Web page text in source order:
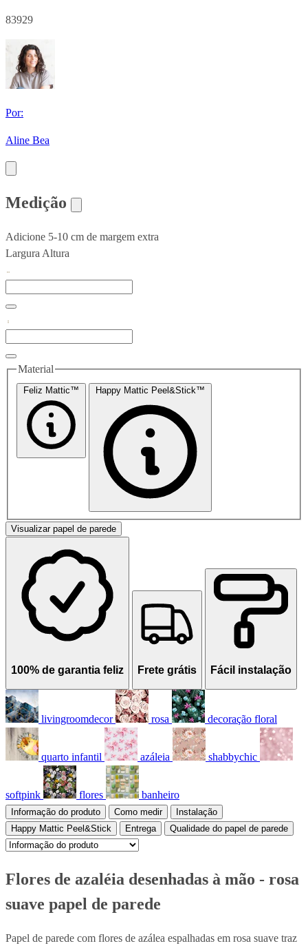
83929
Por:
Aline Bea
Medição
Adicione 5-10 cm de margem extra
Largura Altura
Material
Feliz Mattic™ Happy Mattic Peel&Stick™
Visualizar papel de parede
100% de garantia feliz Frete grátis Fácil instalação
livingroomdecor rosa decoração floral
quarto infantil azáleia shabbychic
softpink flores banheiro
Informação do produto Como medir
Instalação
Happy Mattic Peel&Stick
Entrega Qualidade do papel de parede
Flores de azaléia desenhadas à mão - rosa
suave papel de parede
Papel de parede com flores de azálea espalhadas em rosa suave traz